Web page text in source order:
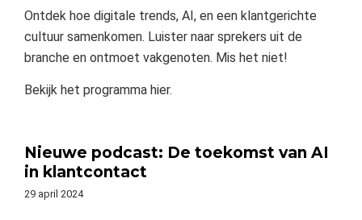
Ontdek hoe digitale trends, AI, en een klantgerichte
cultuur samenkomen. Luister naar sprekers uit de
branche en ontmoet vakgenoten. Mis het niet!
Bekijk het programma hier.
Nieuwe podcast: De toekomst van AI
in klantcontact
29 april 2024